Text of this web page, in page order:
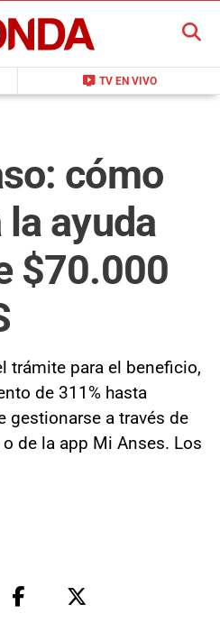
live_tv TV EN VIVO
BUSCAR
cómo
la ayuda
$70.000
trámite para el beneficio,
de 311% hasta
gestionarse a través de
de la app Mi Anses. Los